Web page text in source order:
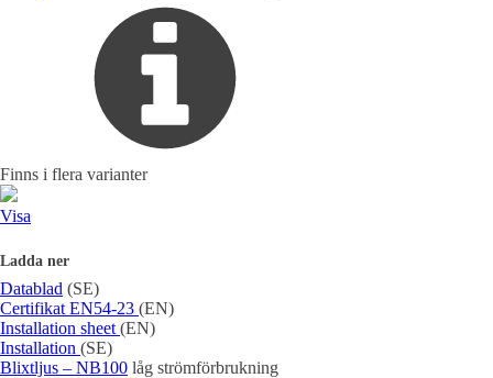
Finns i flera varianter
Visa
Ladda ner
Datablad (SE)
Certifikat EN54-23 (EN)
Installation sheet (EN)
Installation (SE)
Blixtljus – NB100 låg strömförbrukning